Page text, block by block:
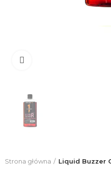
Strona główna Liquid Buzzer